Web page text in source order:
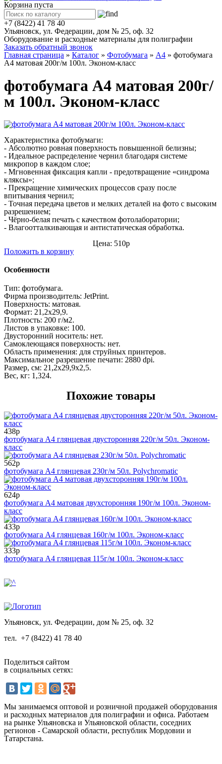
Корзина пуста
+7 (8422) 41 78 40
Ульяновск, ул. Федерации, дом № 25, оф. 32
Оборудование и расходные материалы для полиграфии
Заказать обратный звонок
Главная страница » Каталог » Фотобумага » А4 » фотобумага
А4 матовая 200г/м 100л. Эконом-класс
фотобумага А4 матовая 200г/
м 100л. Эконом-класс
Характеристика фотобумаги:
- Абсолютно ровная поверхность повышенной белизны;
- Идеальное распределение чернил благодаря системе
микропор в каждом слое;
- Мгновенная фиксация капли - предотвращение «синдрома
кляксы»;
- Прекращение химических процессов сразу после
впитывания чернил;
- Точная передача цветов и мелких деталей на фото с высоким
разрешением;
- Чёрно-белая печать с качеством фотолаборатории;
- Влагоотталкивающая и антистатическая обработка.
Цена: 510р
Положить в корзину
Особенности
Тип: фотобумага.
Фирма производитель: JetPrint.
Поверхность: матовая.
Формат: 21,2х29,9.
Плотность: 200 г/м2.
Листов в упаковке: 100.
Двусторонний носитель: нет.
Самоклеющаяся поверхность: нет.
Область применения: для струйных принтеров.
Максимальное разрешение печати: 2880 dpi.
Размер, см: 21,2х29,9х2,5.
Вес, кг: 1,324.
Похожие товары
438р
фотобумага А4 глянцевая двусторонняя 220г/м 50л. Эконом-
класс
562р
фотобумага А4 глянцевая 230г/м 50л. Polychromatic
624р
фотобумага А4 матовая двухсторонняя 190г/м 100л. Эконом-
класс
433р
фотобумага А4 глянцевая 160г/м 100л. Эконом-класс
333р
фотобумага А4 глянцевая 115г/м 100л. Эконом-класс
Ульяновск, ул. Федерации, дом № 25, оф. 32
тел. +7 (8422) 41 78 40
Поделиться сайтом
в социальных сетях:
Мы занимаемся оптовой и розничной продажей оборудования
и расходных материалов для полиграфии и офиса. Работаем
на рынке Ульяновска и Ульяновской области, соседних
регионов - Самарской области, республик Мордовии и
Татарстана.